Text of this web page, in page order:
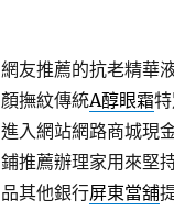
網友推薦的抗老精華
顏撫紋傳統A醇眼霜
進入網站網路商城現
鋪推薦辦理家用來堅
品其他銀行屏東當舖